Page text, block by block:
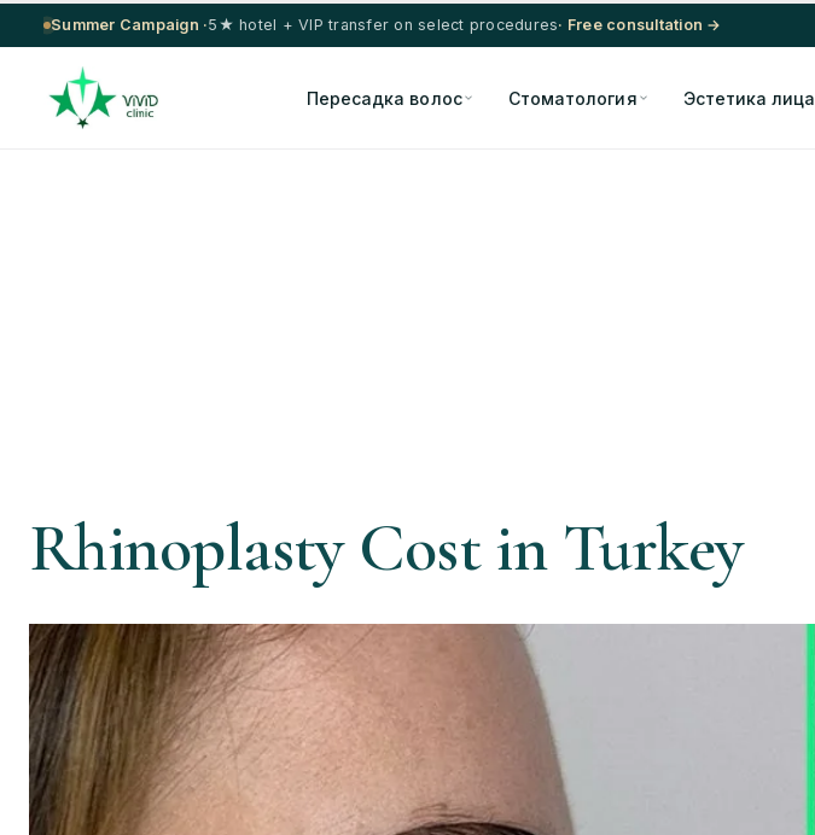
Summer Campaign ·5★ hotel + VIP transfer on select procedures· Free consultation →
Пересадка волос Стоматология Эстетика лица
Rhinoplasty Cost in Turkey